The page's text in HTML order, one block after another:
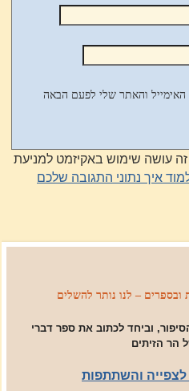
והאתר שלי לפעם הבאה
עושה שימוש באקיזמט למניעת
איך נתוני התגובה שלכם
– לנו נותר להשלים
וביחד לכתוב את ספר דברי
הר הזיתים
לצפייה והשתתפות